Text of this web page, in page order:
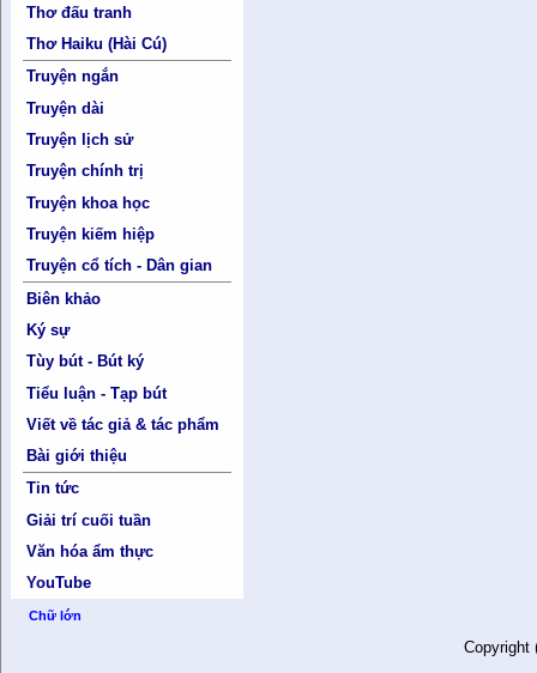
Thơ đấu tranh
Thơ Haiku (Hài Cú)
Truyện ngắn
Truyện dài
Truyện lịch sử
Truyện chính trị
Truyện khoa học
Truyện kiếm hiệp
Truyện cổ tích - Dân gian
Biên khảo
Ký sự
Tùy bút - Bút ký
Tiểu luận - Tạp bút
Viết về tác giả & tác phẩm
Bài giới thiệu
Tin tức
Giải trí cuối tuần
Văn hóa ẩm thực
YouTube
Chữ lớn
Copyright